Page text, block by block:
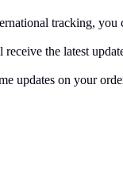
tracking, you
the latest
updates on your